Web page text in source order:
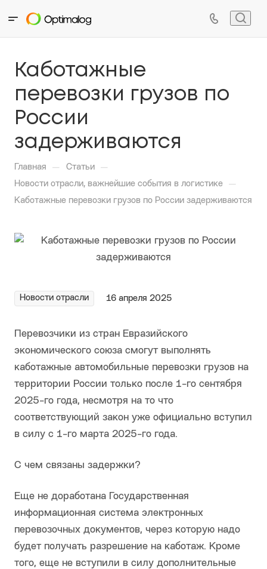
Каботажные
перевозки грузов по
России
задерживаются
Главная — Статьи —
Новости отрасли, важнейшие события в логистике —
Каботажные перевозки грузов по России задерживаются
Новости отрасли 16 апреля 2025
Перевозчики из стран Евразийского
экономического союза смогут выполнять
каботажные автомобильные перевозки грузов на
территории России только после 1-го сентября
2025-го года, несмотря на то что
соответствующий закон уже официально вступил
в силу с 1-го марта 2025-го года.
С чем связаны задержки?
Еще не доработана Государственная
информационная система электронных
перевозочных документов, через которую надо
будет получать разрешение на каботаж. Кроме
того, еще не вступили в силу дополнительные